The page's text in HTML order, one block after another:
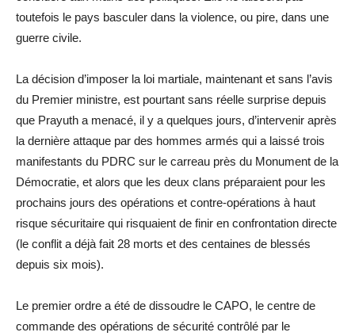
toutefois le pays basculer dans la violence, ou pire, dans une
guerre civile.
La décision d’imposer la loi martiale, maintenant et sans l’avis
du Premier ministre, est pourtant sans réelle surprise depuis
que Prayuth a menacé, il y a quelques jours, d’intervenir après
la dernière attaque par des hommes armés qui a laissé trois
manifestants du PDRC sur le carreau près du Monument de la
Démocratie, et alors que les deux clans préparaient pour les
prochains jours des opérations et contre-opérations à haut
risque sécuritaire qui risquaient de finir en confrontation directe
(le conflit a déjà fait 28 morts et des centaines de blessés
depuis six mois).
Le premier ordre a été de dissoudre le CAPO, le centre de
commande des opérations de sécurité contrôlé par le